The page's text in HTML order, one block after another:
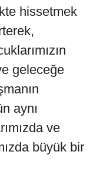
hissetmek
geleceğe
aynı
ve
büyük bir